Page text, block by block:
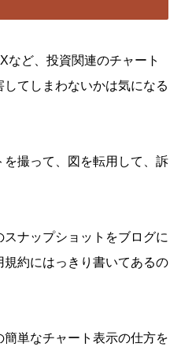
など、投資関連のチャート
てしまわないかは気になる
撮って、図を転用して、訴
ナップショットをブログに
約にはっきり書いてあるの
単なチャート表示の仕方を